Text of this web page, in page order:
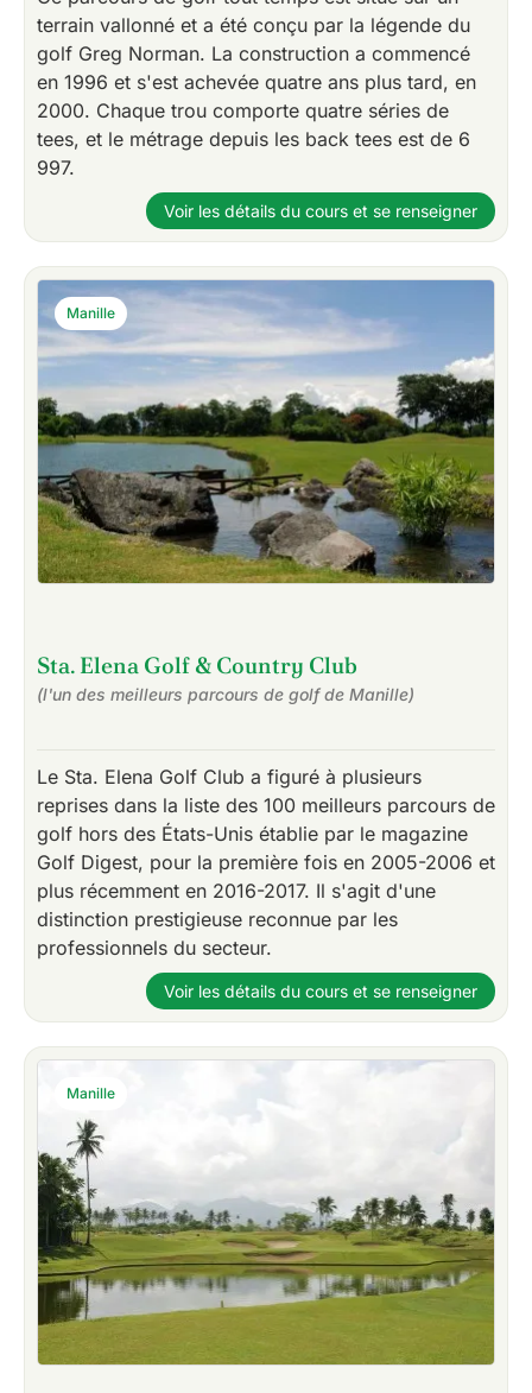
terrain vallonné et a été conçu par la légende du
golf Greg Norman. La construction a commencé
en 1996 et s'est achevée quatre ans plus tard, en
2000. Chaque trou comporte quatre séries de
tees, et le métrage depuis les back tees est de 6
997.
Voir les détails du cours et se renseigner
Sta. Elena Golf & Country Club
(l'un des meilleurs parcours de golf de Manille)
Le Sta. Elena Golf Club a figuré à plusieurs
reprises dans la liste des 100 meilleurs parcours de
golf hors des États-Unis établie par le magazine
Golf Digest, pour la première fois en 2005-2006 et
plus récemment en 2016-2017. Il s'agit d'une
distinction prestigieuse reconnue par les
professionnels du secteur.
Manille
Voir les détails du cours et se renseigner
Manille